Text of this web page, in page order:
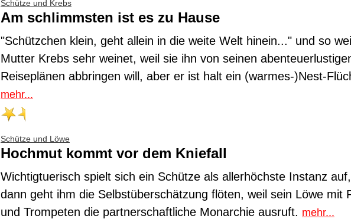
Schütze und Krebs
Am schlimmsten ist es zu Hause
"Schützchen klein, geht allein in die weite Welt hinein..." und so
Mutter Krebs sehr weinet, weil sie ihn von seinen
Reiseplänen abbringen will, aber er ist halt ein (warmes-)Nest-
mehr...
Schütze und Löwe
Hochmut kommt vor dem Kniefall
Wichtigtuerisch spielt sich ein Schütze als allerhöchste Instanz
dann geht ihm die Selbstüberschätzung flöten, weil sein Löwe mit
und Trompeten die partnerschaftliche Monarchie ausruft. mehr...